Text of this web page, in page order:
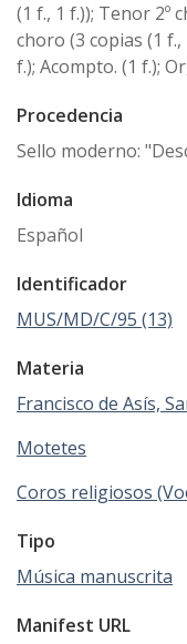
(1 f., 1 f.)); Tenor 2º
choro (3 copias (1 f.,
f.); Acompto. (1 f.);
Procedencia
Sello moderno:
Idioma
Español
Identificador
MUS/MD/C/95 (13)
Materia
Francisco de Asís,
Motetes
Coros religiosos
Tipo
Música manuscrita
Manifest URL